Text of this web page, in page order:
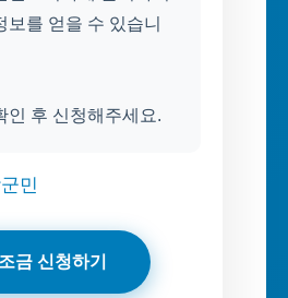
보를 얻을 수 있습니
인 후 신청해주세요.
민
금 신청하기